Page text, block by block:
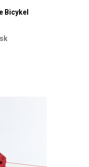
Bicykel